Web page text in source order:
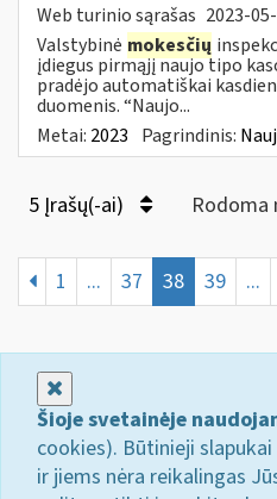
Web turinio sąrašas 2023-
Valstybinė mokesčių
įdiegus pirmąjį naujo tipo
pradėjo automatiškai
duomenis. “Naujo...
Metai: 2023 Pagrindinis:
5 Įrašų(-ai) Rodoma
1 ... 37 38 39 ...
Šioje svetainėje
cookies). Būtinieji
ir jiems nėra reikalingas